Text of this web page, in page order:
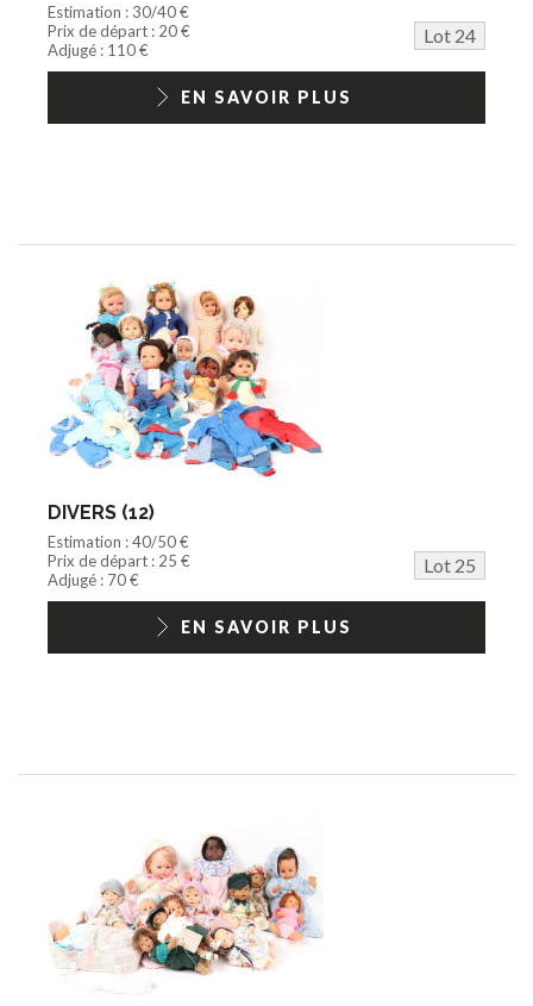
Estimation : 30/40 €
Prix de départ : 20 €
Lot 24
Adjugé : 110 €
EN SAVOIR PLUS
DIVERS (12)
Estimation : 40/50 €
Prix de départ : 25 €
Lot 25
Adjugé : 70 €
EN SAVOIR PLUS